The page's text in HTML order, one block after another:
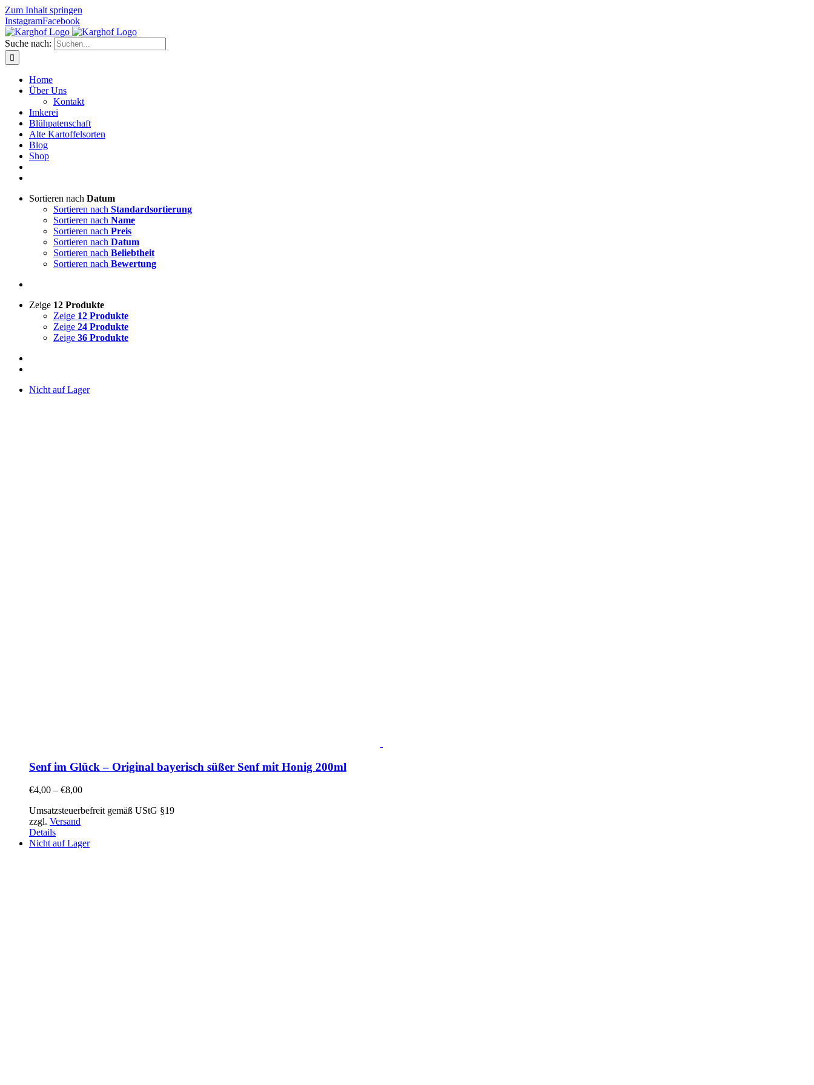
Zum Inhalt springen
InstagramFacebook
Suche nach:
Home
Über Uns
Kontakt
Imkerei
Blühpatenschaft
Alte Kartoffelsorten
Blog
Shop
Sortieren nach Datum
Sortieren nach Standardsortierung
Sortieren nach Name
Sortieren nach Preis
Sortieren nach Datum
Sortieren nach Beliebtheit
Sortieren nach Bewertung
Zeige 12 Produkte
Zeige 12 Produkte
Zeige 24 Produkte
Zeige 36 Produkte
Nicht auf Lager
Senf im Glück – Original bayerisch süßer Senf mit Honig 200ml
€4,00 – €8,00
Umsatzsteuerbefreit gemäß UStG §19
zzgl. Versand
Details
Nicht auf Lager